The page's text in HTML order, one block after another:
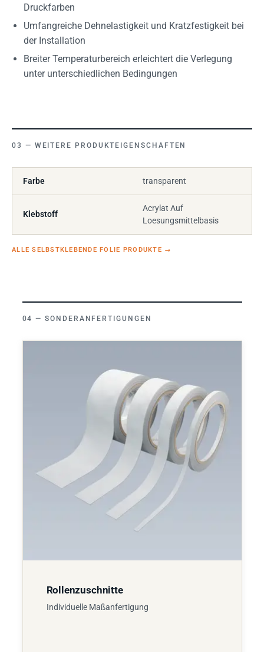
Druckfarben
Umfangreiche Dehnelastigkeit und Kratzfestigkeit bei
der Installation
Breiter Temperaturbereich erleichtert die Verlegung
unter unterschiedlichen Bedingungen
WEITERE PRODUKTEIGENSCHAFTEN
Farbe transparent
Klebstoff
Acrylat Auf
Loesungsmittelbasis
ALLE SELBSTKLEBENDE FOLIE PRODUKTE →
SONDERANFERTIGUNGEN
Rollenzuschnitte
Individuelle Maßanfertigung